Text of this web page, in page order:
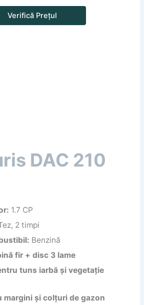
Verifică Prețul
DAC 210
1.7 CP
2 timpi
Benzină
fir + disc 3 lame
tuns iarbă și vegetație
margini și colțuri de gazon